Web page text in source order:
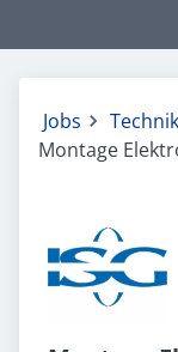
Jobs
Montage